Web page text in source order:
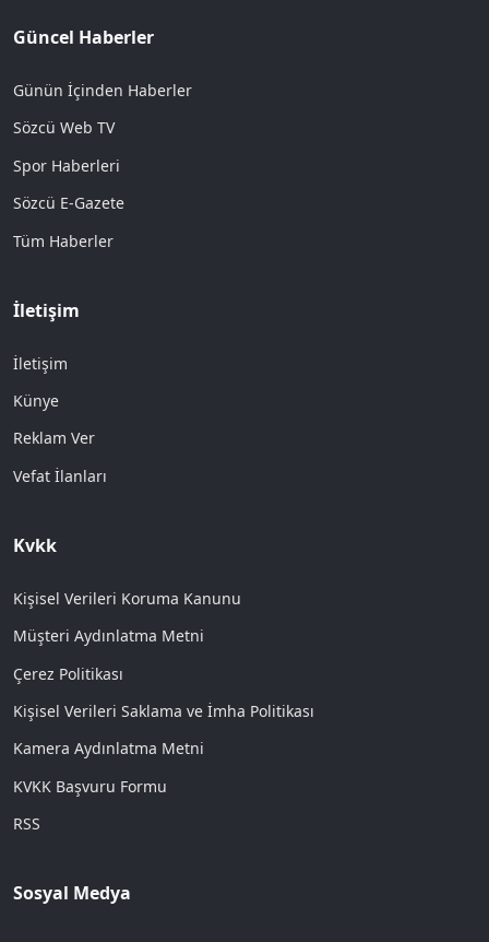
Güncel Haberler
Günün İçinden Haberler
Sözcü Web TV
Spor Haberleri
Sözcü E-Gazete
Tüm Haberler
İletişim
İletişim
Künye
Reklam Ver
Vefat İlanları
Kvkk
Kişisel Verileri Koruma Kanunu
Müşteri Aydınlatma Metni
Çerez Politikası
Kişisel Verileri Saklama ve İmha Politikası
Kamera Aydınlatma Metni
KVKK Başvuru Formu
RSS
Sosyal Medya